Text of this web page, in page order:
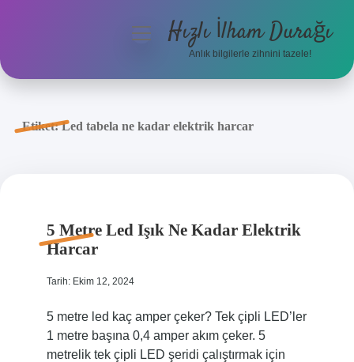
Anasayfa
menüyüHızlı İlham Durağı
Anlık bilgilerle zihnini tazele!
Etiket:Led tabela ne kadar elektrik harcar
5 Metre Led Işık Ne Kadar Elektrik
Harcar
Tarih: Ekim 12, 2024
5 metre led kaç amper çeker? Tek çipli LED’ler
1 metre başına 0,4 amper akım çeker. 5
metrelik tek çipli LED şeridi çalıştırmak için